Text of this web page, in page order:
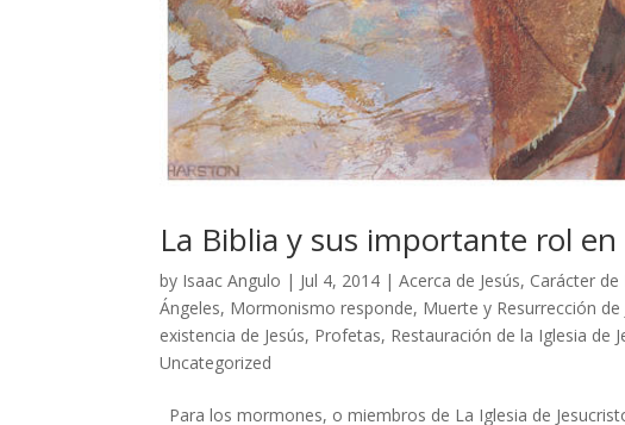
La Biblia y sus importante rol en
by Isaac Angulo | Jul 4, 2014 |Acerca de Jesús, Carácter de
Ángeles, Mormonismo responde, Muerte y Resurrección de
existencia de Jesús, Profetas, Restauración de la Iglesia de
Uncategorized
Para los mormones, o miembros de La Iglesia de